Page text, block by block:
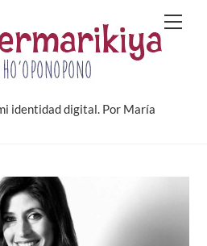
identidad digital. Por María